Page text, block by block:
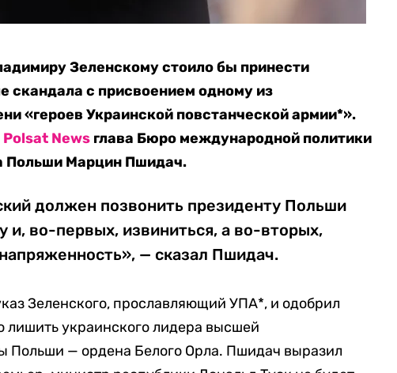
Зеленскому стоило бы принести
скандала с присвоениемодному из
«героев Украинской повстанческой армии*».
Polsat News глава Бюро международной политики
Польши Марцин Пшидач.
должен позвонить президенту Польши
и, во-первых, извиниться, а во-вторых,
— сказал Пшидач.
Зеленского, прославляющий УПА*, и одобрил
лишить украинского лидера высшей
Польши — ордена Белого Орла. Пшидач выразил